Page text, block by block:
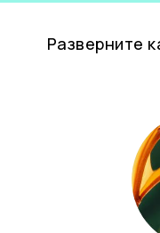
Разверните